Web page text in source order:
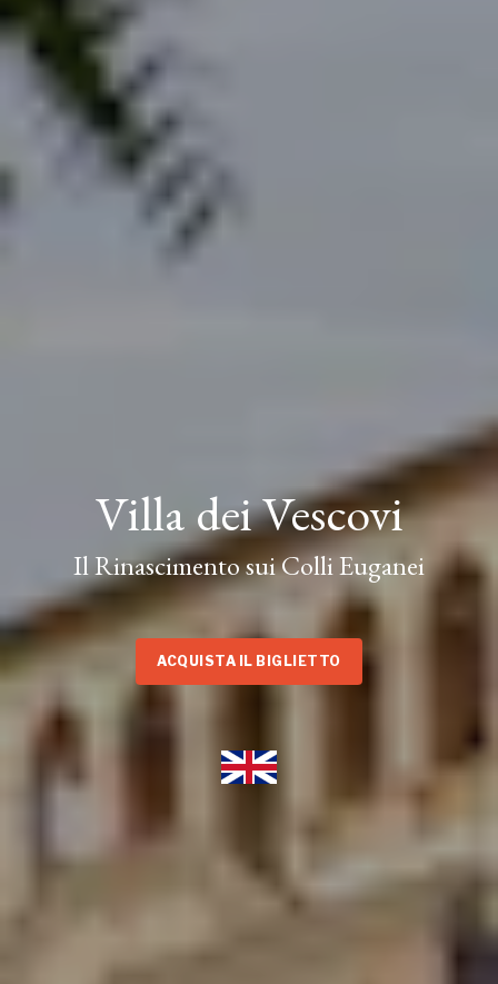
Villa dei Vescovi
Il Rinascimento sui Colli Euganei
ACQUISTA IL BIGLIETTO